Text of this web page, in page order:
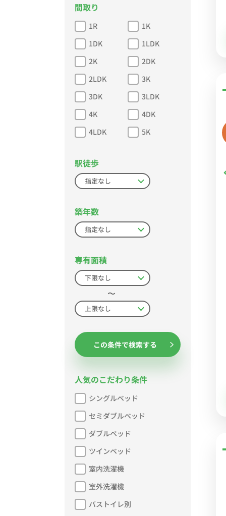
間取り
1R
1K
1DK
1LDK
2K
2DK
2LDK
3K
3DK
3LDK
4K
4DK
4LDK
5K
駅徒歩
築年数
専有面積
〜
この条件で検索する
人気のこだわり条件
シングルベッド
セミダブルベッド
ダブルベッド
ツインベッド
室内洗濯機
室外洗濯機
バストイレ別